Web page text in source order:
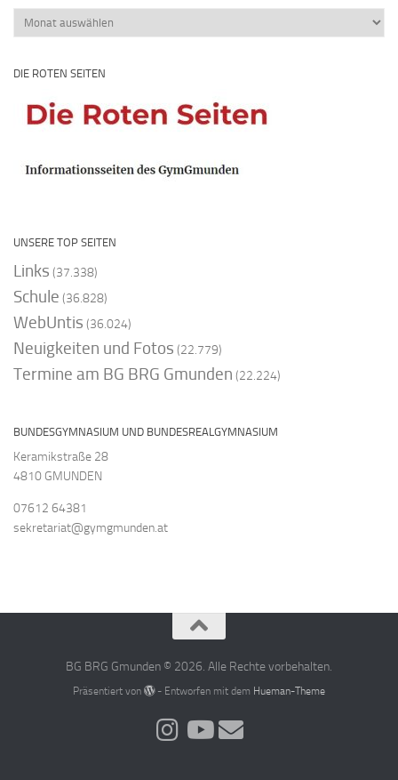
Beitragsarchiv
DIE ROTEN SEITEN
UNSERE TOP SEITEN
Links (37.338)
Schule (36.828)
WebUntis (36.024)
Neuigkeiten und Fotos (22.779)
Termine am BG BRG Gmunden (22.224)
BUNDESGYMNASIUM UND BUNDESREALGYMNASIUM
Keramikstraße 28
4810 GMUNDEN
07612 64381
sekretariat@gymgmunden.at
BG BRG Gmunden © 2026. Alle Rechte vorbehalten.
Präsentiert von - Entworfen mit dem Hueman-Theme